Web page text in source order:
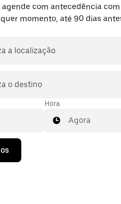
agende com antecedência
momento, até 90 dias
a localização
o destino
Hora
Agora